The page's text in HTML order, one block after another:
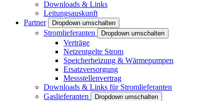
Downloads & Links
Leitungsauskunft
Partner
Dropdown umschalten
Stromlieferanten Dropdown umschalten
Verträge
Netzentgelte Strom
Speicherheizung & Wärmepumpen
Ersatzversorgung
Messstellenvertrag
Downloads & Links für Stromlieferanten
Gaslieferanten
Dropdown umschalten